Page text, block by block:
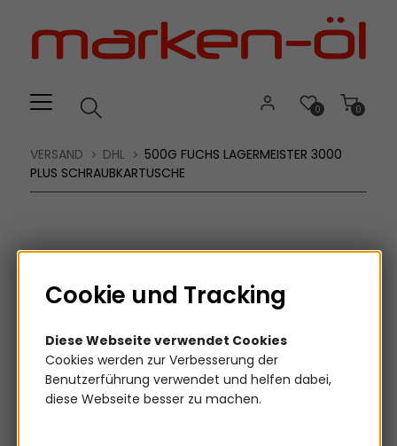
Verwenden
Barrierefreiheitsmenü
springen.
0
0
VERSAND DHL
500G FUCHS LAGERMEISTER 3000
PLUS SCHRAUBKARTUSCHE
Cookie und Tracking
Diese Webseite verwendet Cookies
Cookies werden zur Verbesserung der
Benutzerführung verwendet und helfen dabei,
diese Webseite besser zu machen.